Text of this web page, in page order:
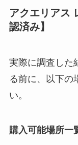
アクエリアス
認済み】
実際に調査した
る前に、以下の
い。
購入可能場所一